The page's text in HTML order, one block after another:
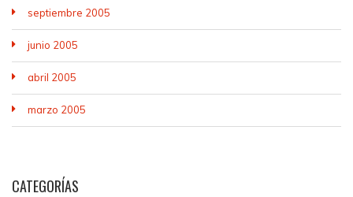
septiembre 2005
junio 2005
abril 2005
marzo 2005
CATEGORÍAS